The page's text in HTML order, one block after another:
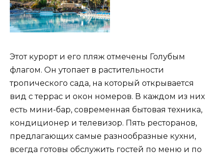
Этот курорт и его пляж отмечены Голубым
флагом. Он утопает в растительности
тропического сада, на который открывается
вид с террас и окон номеров. В каждом из них
есть мини-бар, современная бытовая техника,
кондиционер и телевизор. Пять ресторанов,
предлагающих самые разнообразные кухни,
всегда готовы обслужить гостей по меню и по